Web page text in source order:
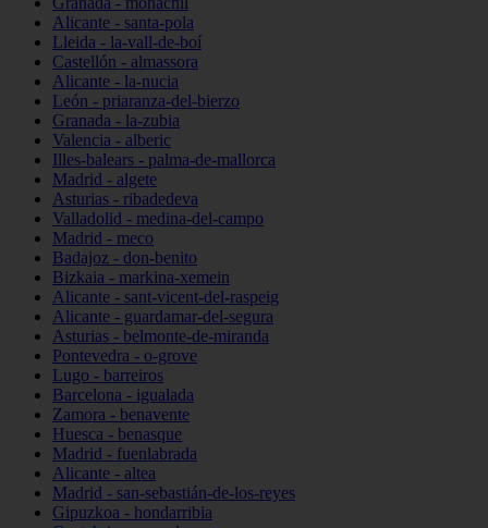
Alicante - santa-pola
Lleida - la-vall-de-boí
Castellón - almassora
Alicante - la-nucia
León - priaranza-del-bierzo
Granada - la-zubia
Valencia - alberic
Illes-balears - palma-de-mallorca
Madrid - algete
Asturias - ribadedeva
Valladolid - medina-del-campo
Madrid - meco
Badajoz - don-benito
Bizkaia - markina-xemein
Alicante - sant-vicent-del-raspeig
Alicante - guardamar-del-segura
Asturias - belmonte-de-miranda
Pontevedra - o-grove
Lugo - barreiros
Barcelona - igualada
Zamora - benavente
Huesca - benasque
Madrid - fuenlabrada
Alicante - altea
Madrid - san-sebastián-de-los-reyes
Gipuzkoa - hondarribia